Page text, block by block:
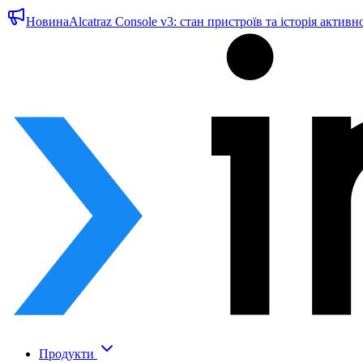
НовинаAlcatraz Console v3: стан пристроїв та історія
Продукти